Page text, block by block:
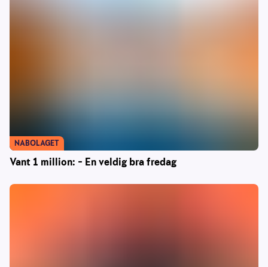
Vant 1 million: – En veldig bra fredag
NABOLAGET